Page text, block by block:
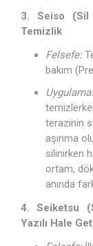
3. Seiso (Sil
Temizlik
Felsefe:
bakım
Uygulama:
terazinin
aşınma
silinirken
ortam,
anında
4. Seiketsu
Yazılı Hale